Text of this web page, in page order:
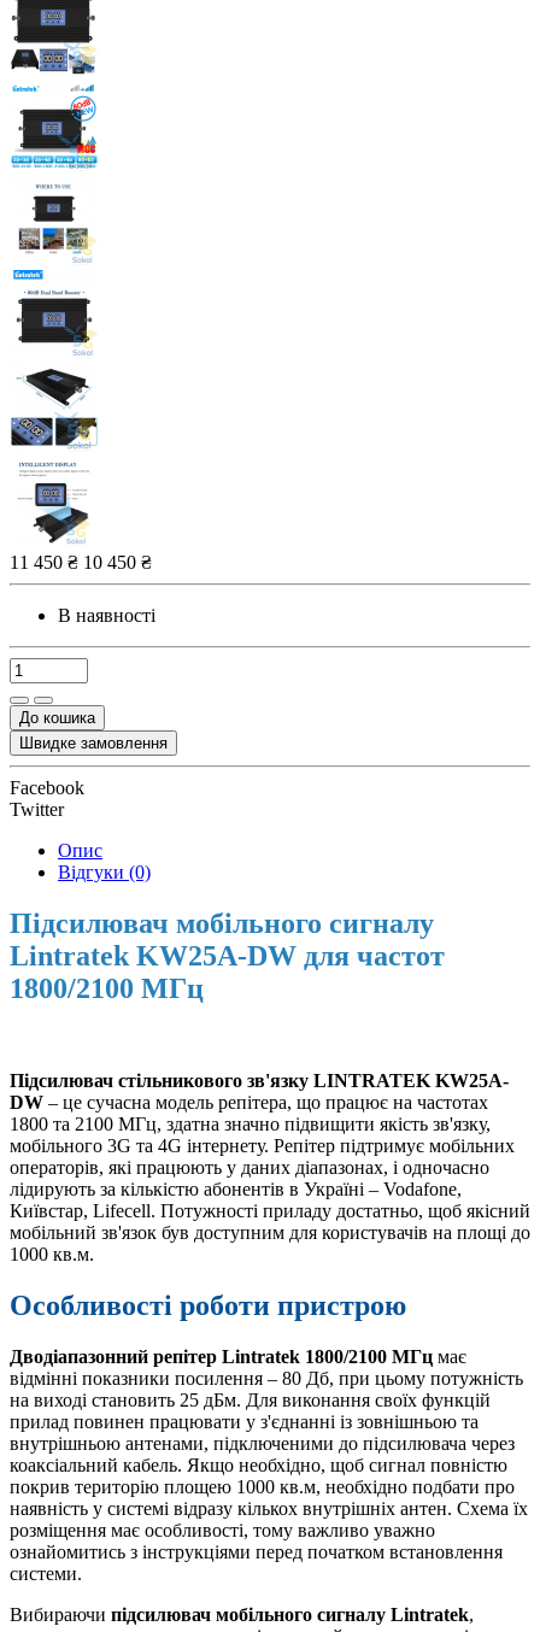
11 450 ₴ 10 450 ₴
В наявності
До кошика
Швидке замовлення
Facebook
Twitter
Опис
Відгуки (0)
Підсилювач мобільного сигналу
Lintratek KW25A-DW для частот
1800/2100 МГц
Підсилювач стільникового зв'язку LINTRATEK KW25A-
DW – це сучасна модель репітера, що працює на частотах
1800 та 2100 МГц, здатна значно підвищити якість зв'язку,
мобільного 3G та 4G інтернету. Репітер підтримує мобільних
операторів, які працюють у даних діапазонах, і одночасно
лідирують за кількістю абонентів в Україні – Vodafone,
Київстар, Lifecell. Потужності приладу достатньо, щоб якісний
мобільний зв'язок був доступним для користувачів на площі до
1000 кв.м.
Особливості роботи пристрою
Дводіапазонний репітер Lintratek 1800/2100 МГц має
відмінні показники посилення – 80 Дб, при цьому потужність
на виході становить 25 дБм. Для виконання своїх функцій
прилад повинен працювати у з'єднанні із зовнішньою та
внутрішньою антенами, підключеними до підсилювача через
коаксіальний кабель. Якщо необхідно, щоб сигнал повністю
покрив територію площею 1000 кв.м, необхідно подбати про
наявність у системі відразу кількох внутрішніх антен. Схема їх
розміщення має особливості, тому важливо уважно
ознайомитись з інструкціями перед початком встановлення
системи.
Вибираючи підсилювач мобільного сигналу Lintratek,